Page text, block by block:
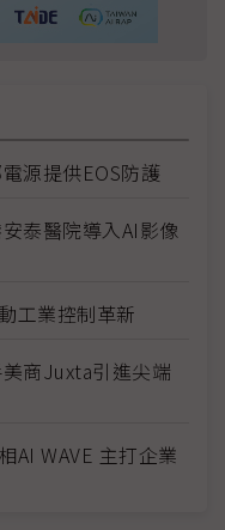
源提供EOS防護
泰醫院導入AI影像
工業控制革新
商Juxta引進尖端
AI WAVE 主打企業